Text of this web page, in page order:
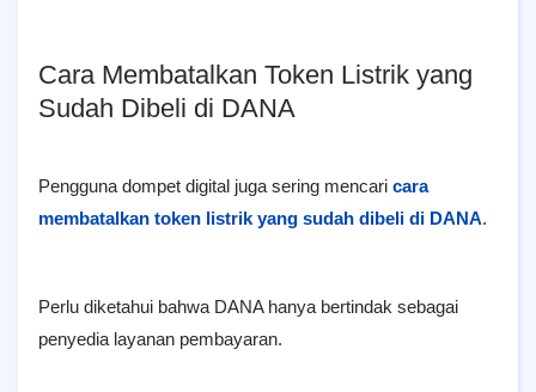
Cara Membatalkan Token Listrik yang
Sudah Dibeli di DANA
Pengguna dompet digital juga sering mencari cara
membatalkan token listrik yang sudah dibeli di DANA.
Perlu diketahui bahwa DANA hanya bertindak sebagai
penyedia layanan pembayaran.